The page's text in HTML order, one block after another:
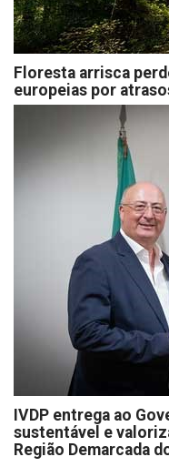
Floresta arrisca
europeias por
IVDP entrega ao
sustentável e
Região Demarcada